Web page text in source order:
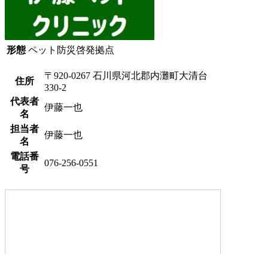
形態 ペット防災啓発拠点
住所
〒920-0267 石川県河北郡内灘町大清台
330-2
代表者
名
伊藤一也
担当者
名
伊藤一也
電話番
号
076-256-0551